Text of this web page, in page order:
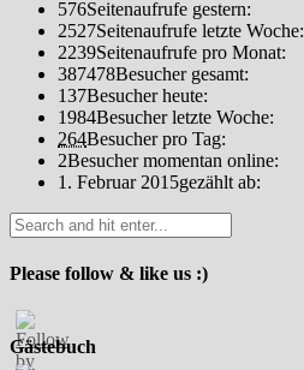
576Seitenaufrufe gestern:
2527Seitenaufrufe letzte Woche:
2239Seitenaufrufe pro Monat:
387478Besucher gesamt:
137Besucher heute:
1984Besucher letzte Woche:
264Besucher pro Tag:
2Besucher momentan online:
1. Februar 2015gezählt ab:
Please follow & like us :)
Gästebuch